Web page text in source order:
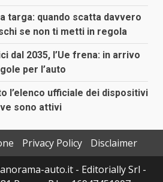
targa: quando scatta davvero
se non ti metti in regola
dal 2035, l’Ue frena: in arrivo
per l’auto
l’elenco ufficiale dei dispositivi
sono attivi
Privacy Policy
Disclaimer
auto.it - Editorially Srl -